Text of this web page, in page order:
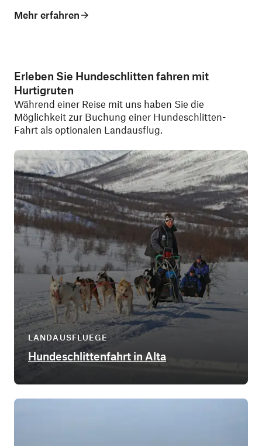
Mehr erfahren
Erleben Sie Hundeschlitten fahren mit
Hurtigruten
Während einer Reise mit uns haben Sie die
Möglichkeit zur Buchung einer Hundeschlitten-
Fahrt als optionalen Landausflug.
LANDAUSFLUEGE
Hundeschlittenfahrt in Alta